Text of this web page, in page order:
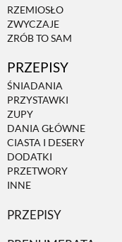
RZEMIOSŁO
ZWYCZAJE
ZRÓB TO SAM
PRZEPISY
ŚNIADANIA
PRZYSTAWKI
ZUPY
DANIA GŁÓWNE
CIASTA I DESERY
DODATKI
PRZETWORY
INNE
PRZEPISY